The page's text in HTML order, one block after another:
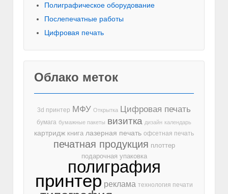
Полиграфическое оборудование
Послепечатные работы
Цифровая печать
Облако меток
3d принтер МФУ Открытка Цифровая печать
бумага бумажные пакеты визитка дизайн календарь
картридж книга лазерная печать офсетная печать
печатная продукция плоттер
подарочная упаковка
полиграфия
принтер реклама технология печати